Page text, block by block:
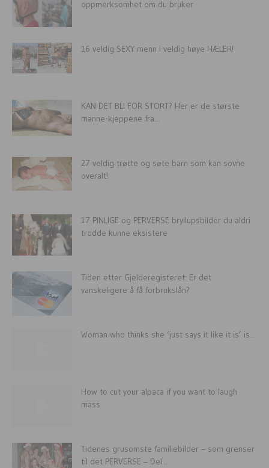
oppmerksomhet om du bruker
16 veldig SEXY menn i veldig høye HÆLER!
KAN DET BLI FOR STORT? Her er de største
manne-kjeppene fra...
27 veldig trøtte og søte barn som kan sovne
overalt!
17 PINLIGE og PERVERSE bryllupsbilder du aldri
trodde kunne eksistere
Tiden etter Gjelderegisteret: Er det
vanskeligere å få forbrukslån?
Woman who thinks she ‘just says it like it is’ is...
How to cut your alpaca if you want to laugh
mass
Tidenes grusomste familiebilder – som grenser
til det PERVERSE – Del...